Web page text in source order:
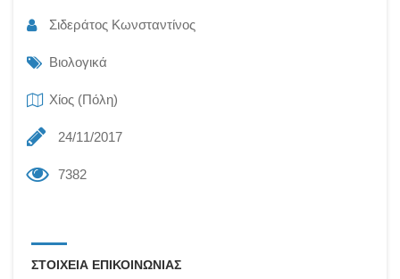
Σιδεράτος Κωνσταντίνος
Βιολογικά
Χίος (Πόλη)
24/11/2017
7382
ΣΤΟΙΧΕΙΑ ΕΠΙΚΟΙΝΩΝΙΑΣ